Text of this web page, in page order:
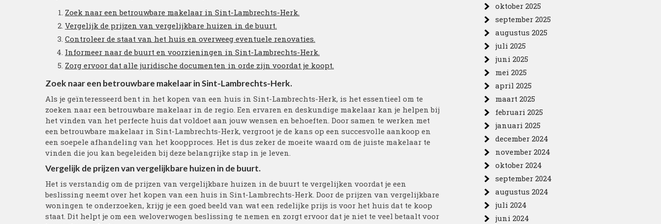
Zoek naar een betrouwbare makelaar in Sint-Lambrechts-Herk.
Vergelijk de prijzen van vergelijkbare huizen in de buurt.
Controleer de staat van het huis en overweeg eventuele renovaties.
Informeer naar de buurt en voorzieningen in Sint-Lambrechts-Herk.
Zorg ervoor dat alle juridische documenten in orde zijn voordat je koopt.
Zoek naar een betrouwbare makelaar in Sint-Lambrechts-Herk.
Als je geïnteresseerd bent in het kopen van een huis in Sint-Lambrechts-Herk, is het essentieel om te
zoeken naar een betrouwbare makelaar in de regio. Een ervaren en deskundige makelaar kan je helpen bij
het vinden van het perfecte huis dat voldoet aan jouw wensen en behoeften. Door samen te werken met
een betrouwbare makelaar in Sint-Lambrechts-Herk, vergroot je de kans op een succesvolle aankoop en
een soepele afhandeling van het koopproces. Het is dus zeker de moeite waard om de juiste makelaar te
vinden die jou kan begeleiden bij deze belangrijke stap in je leven.
Vergelijk de prijzen van vergelijkbare huizen in de buurt.
Het is verstandig om de prijzen van vergelijkbare huizen in de buurt te vergelijken voordat je een
beslissing neemt over het kopen van een huis in Sint-Lambrechts-Herk. Door de prijzen van vergelijkbare
woningen te onderzoeken, krijg je een goed beeld van wat een redelijke prijs is voor het huis dat te koop
staat. Dit helpt je om een weloverwogen beslissing te nemen en zorgt ervoor dat je niet te veel betaalt voor
oktober 2025
september 2025
augustus 2025
juli 2025
juni 2025
mei 2025
april 2025
maart 2025
februari 2025
januari 2025
december 2024
november 2024
oktober 2024
september 2024
augustus 2024
juli 2024
juni 2024